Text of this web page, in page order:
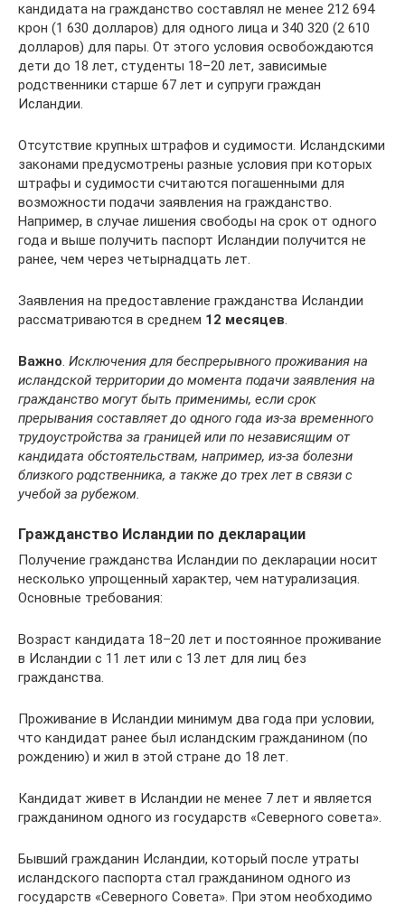
кандидата на гражданство составлял не менее 212 694
крон (1 630 долларов) для одного лица и 340 320 (2 610
долларов) для пары. От этого условия освобождаются
дети до 18 лет, студенты 18–20 лет, зависимые
родственники старше 67 лет и супруги граждан
Исландии.
Отсутствие крупных штрафов и судимости. Исландскими
законами предусмотрены разные условия при которых
штрафы и судимости считаются погашенными для
возможности подачи заявления на гражданство.
Например, в случае лишения свободы на срок от одного
года и выше получить паспорт Исландии получится не
ранее, чем через четырнадцать лет.
Заявления на предоставление гражданства Исландии
рассматриваются в среднем 12 месяцев.
Важно. Исключения для беспрерывного проживания на
исландской территории до момента подачи заявления на
гражданство могут быть применимы, если срок
прерывания составляет до одного года из-за временного
трудоустройства за границей или по независящим от
кандидата обстоятельствам, например, из-за болезни
близкого родственника, а также до трех лет в связи с
учебой за рубежом.
Гражданство Исландии по декларации
Получение гражданства Исландии по декларации носит
несколько упрощенный характер, чем натурализация.
Основные требования:
Возраст кандидата 18–20 лет и постоянное проживание
в Исландии с 11 лет или с 13 лет для лиц без
гражданства.
Проживание в Исландии минимум два года при условии,
что кандидат ранее был исландским гражданином (по
рождению) и жил в этой стране до 18 лет.
Кандидат живет в Исландии не менее 7 лет и является
гражданином одного из государств «Северного совета».
Бывший гражданин Исландии, который после утраты
исландского паспорта стал гражданином одного из
государств «Северного Совета». При этом необходимо